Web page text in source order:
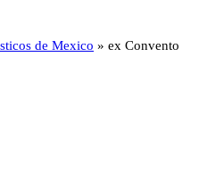
de Mexico » ex Convento